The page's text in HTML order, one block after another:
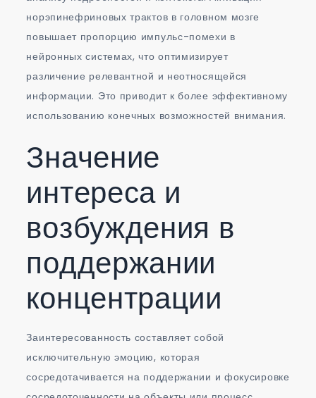
норэпинефриновых трактов в головном мозге
повышает пропорцию импульс-помехи в
нейронных системах, что оптимизирует
различение релевантной и неотносящейся
информации. Это приводит к более эффективному
использованию конечных возможностей внимания.
Значение
интереса и
возбуждения в
поддержании
концентрации
Заинтересованность составляет собой
исключительную эмоцию, которая
сосредотачивается на поддержании и фокусировке